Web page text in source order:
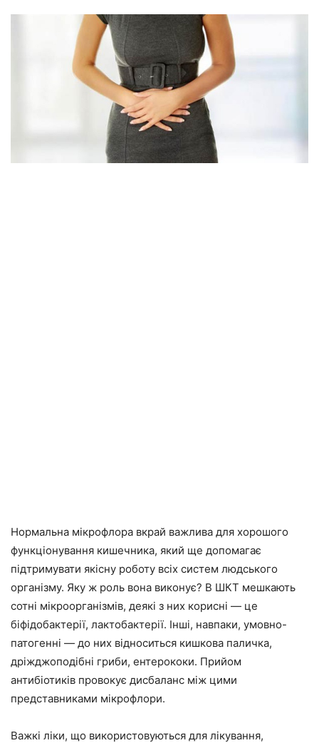
Нормальна мікрофлора вкрай важлива для хорошого
функціонування кишечника, який ще допомагає
підтримувати якісну роботу всіх систем людського
організму. Яку ж роль вона виконує? В ШКТ мешкають
сотні мікроорганізмів, деякі з них корисні — це
біфідобактерії, лактобактерії. Інші, навпаки, умовно-
патогенні — до них відноситься кишкова паличка,
дріжджоподібні гриби, ентерококи. Прийом
антибіотиків провокує дисбаланс між цими
представниками мікрофлори.
Важкі ліки, що використовуються для лікування,